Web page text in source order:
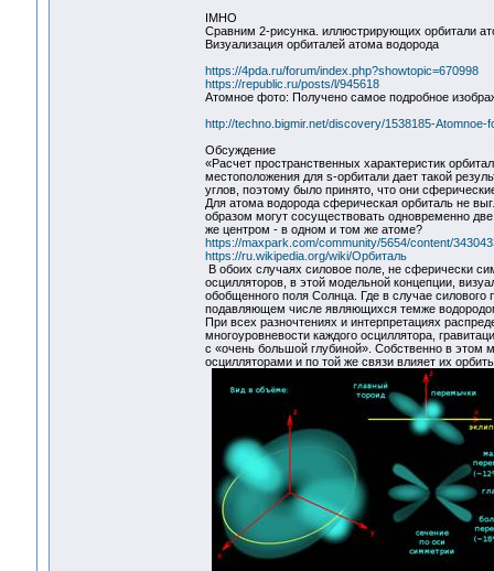
IMHO
Сравним 2-рисунка. иллюстрирующих орбитали
Визуализация орбиталей атома водорода
https://4pda.ru/forum/index.php?showtopic=670998
https://republic.ru/posts/l/945618
Атомное фото: Получено самое подробное
http://techno.bigmir.net/discovery/1538185-
Обсуждение
«Расчет пространственных характеристик
местоположения для s-орбитали дает такой
углов, поэтому было принято, что они
Для атома водорода сферическая орбиталь не
образом могут сосуществовать одновременно
же центром - в одном и том же атоме?
https://maxpark.com/community/5654/content/
https://ru.wikipedia.org/wiki/Орбиталь
В обоих случаях силовое поле, не сферически
осцилляторов, в этой модельной концепции,
обобщенного поля Солнца. Где в случае
подавляющем числе являющихся темже
При всех разночтениях и интерпретациях
многоуровневости каждого осциллятора,
с «очень большой глубиной». Собственно в этом
осцилляторами и по той же связи влияет их